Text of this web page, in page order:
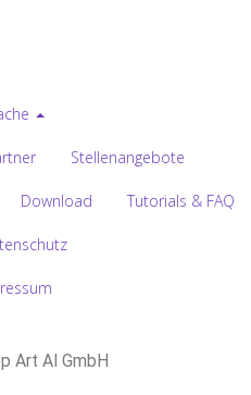
Stellenangebote
Download Tutorials & FAQ
Art AI GmbH